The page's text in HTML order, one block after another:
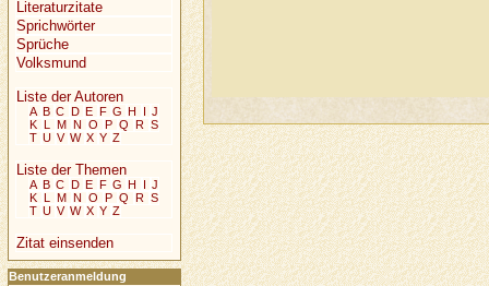
Literaturzitate
Sprichwörter
Sprüche
Volksmund
Liste der Autoren
A B C D E F G H I J
K L M N O P Q R S
T U V W X Y Z
Liste der Themen
A B C D E F G H I J
K L M N O P Q R S
T U V W X Y Z
Zitat einsenden
Benutzeranmeldung